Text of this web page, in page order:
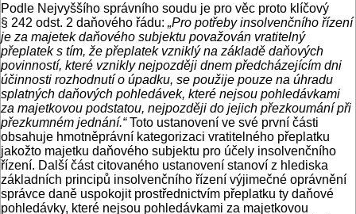
Podle Nejvyššího správního soudu je pro věc proto klíčový
§ 242 odst. 2 daňového řádu: „Pro potřeby insolvenčního řízení
je za majetek daňového subjektu považován vratitelný
přeplatek s tím, že přeplatek vzniklý na základě daňových
povinností, které vznikly nejpozději dnem předcházejícím dni
účinnosti rozhodnutí o úpadku, se použije pouze na úhradu
splatných daňových pohledávek, které nejsou pohledávkami
za majetkovou podstatou, nejpozději do jejich přezkoumání při
přezkumném jednání.“Toto ustanovení ve své první části
obsahuje hmotněprávní kategorizaci vratitelného přeplatku
jakožto majetku daňového subjektu pro účely insolvenčního
řízení. Další část citovaného ustanovení stanoví z hlediska
základních principů insolvenčního řízení výjimečné oprávnění
správce daně uspokojit prostřednictvím přeplatku ty daňové
pohledávky, které nejsou pohledávkami za majetkovou